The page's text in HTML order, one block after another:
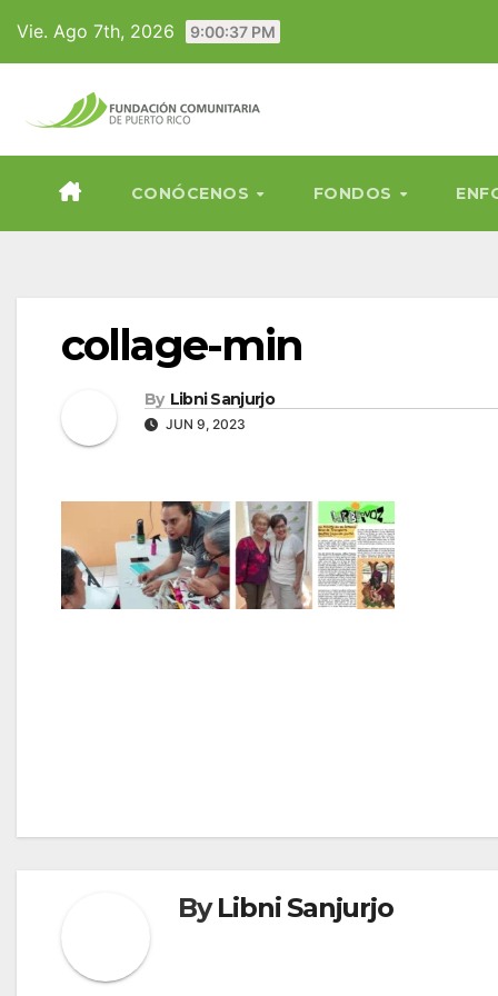
content
Vie. Ago 7th, 2026 9:00:38 PM
CONÓCENOS FONDOS
collage-min
By Libni Sanjurjo
JUN 9, 2023
ByLibni Sanjurjo